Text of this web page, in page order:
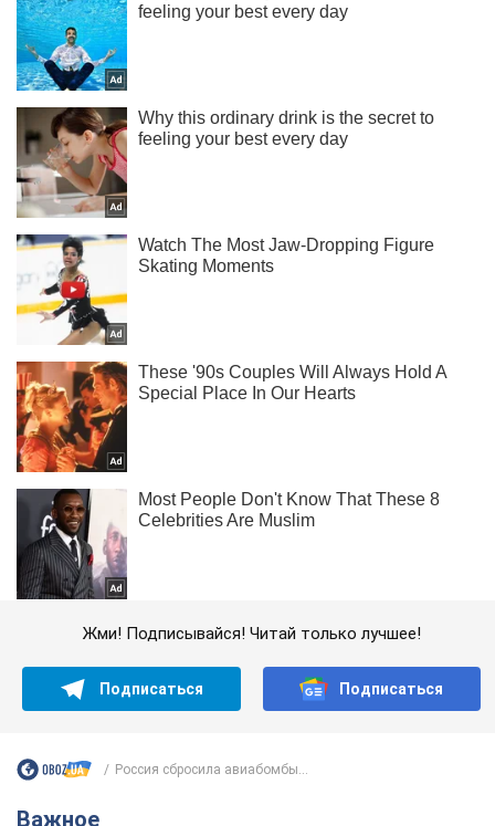
Жми! Подписывайся! Читай только лучшее!
Подписаться Подписаться
Россия сбросила авиабомбы...
Важное